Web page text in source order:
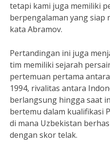
tetapi kami juga memiliki
berpengalaman yang siap
kata Abramov.
Pertandingan ini juga
tim memiliki sejarah
pertemuan pertama
1994, rivalitas antara
berlangsung hingga saat
bertemu dalam kualifikasi
di mana Uzbekistan
dengan skor telak.